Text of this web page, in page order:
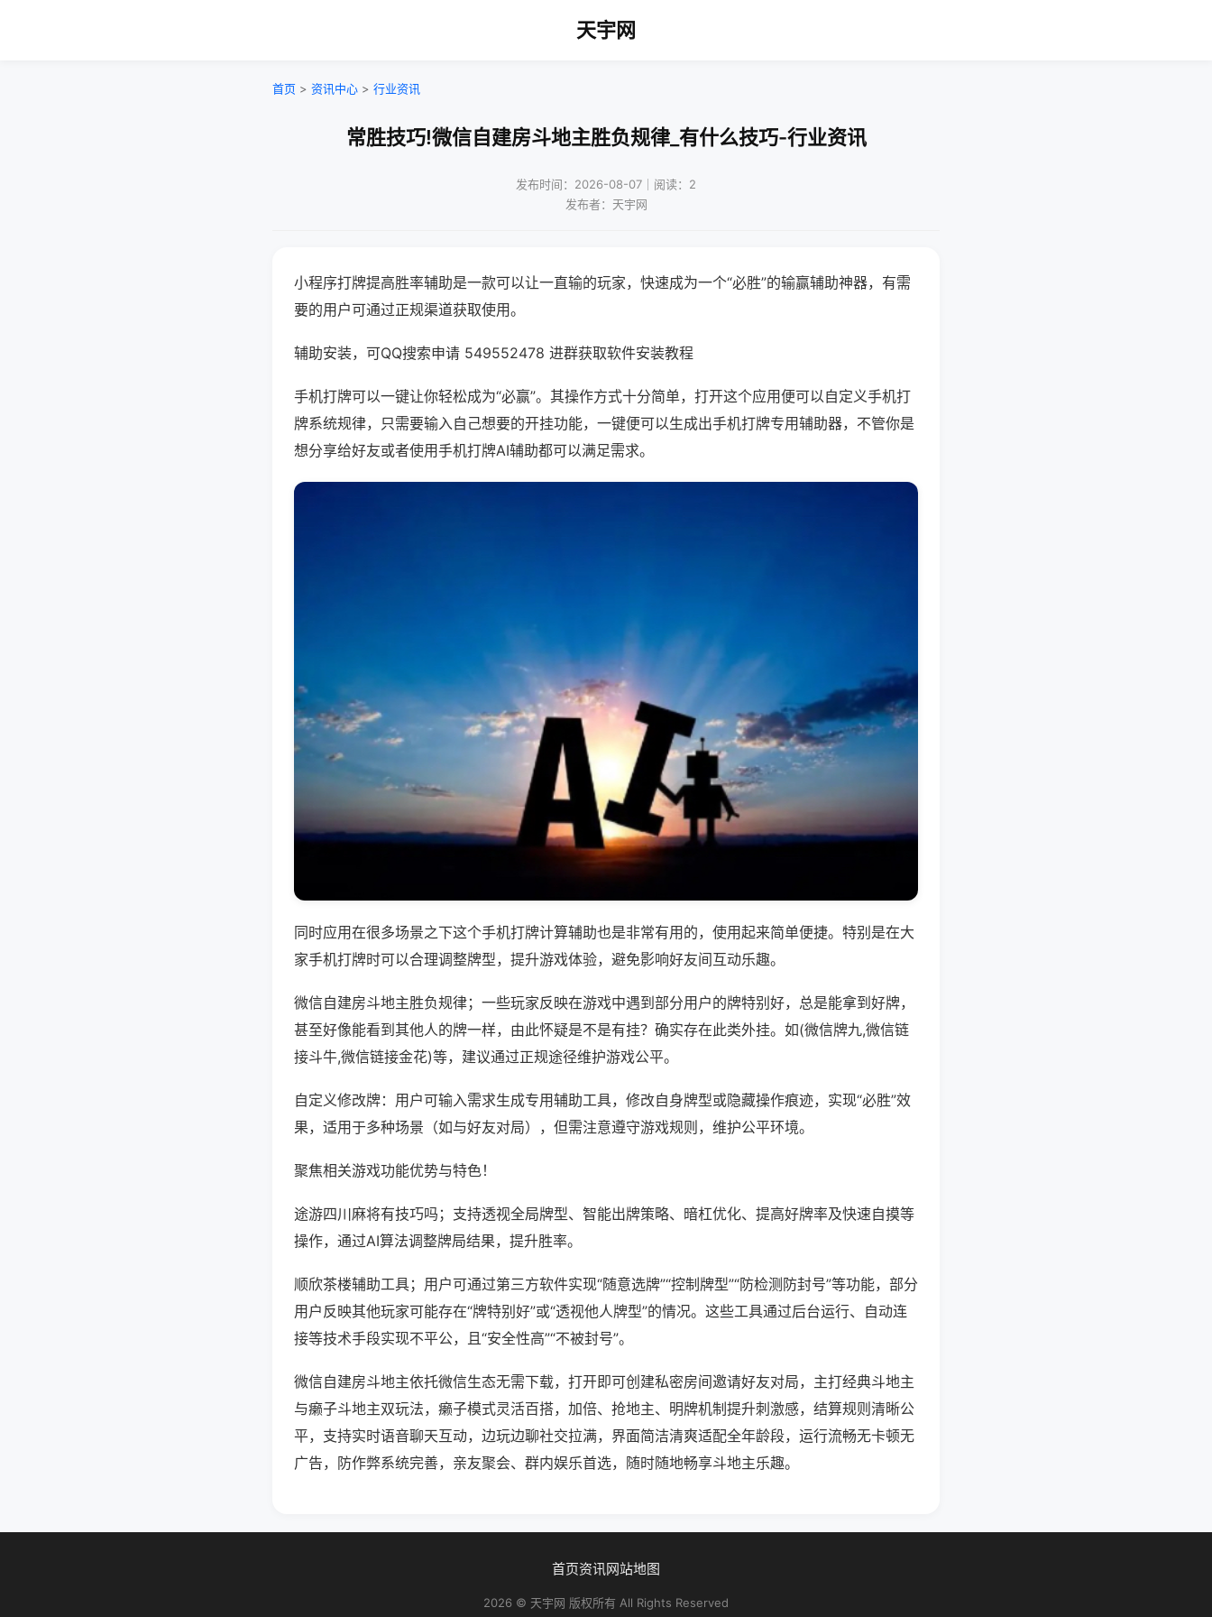
天宇网
首页 > 资讯中心 > 行业资讯
常胜技巧!微信自建房斗地主胜负规律_有什么技巧-行业资讯
发布时间：2026-08-07｜阅读：2
发布者：天宇网
小程序打牌提高胜率辅助是一款可以让一直输的玩家，快速成为一个“必胜”的输赢辅助神器，有需
要的用户可通过正规渠道获取使用。
辅助安装，可QQ搜索申请 549552478 进群获取软件安装教程
手机打牌可以一键让你轻松成为“必赢”。其操作方式十分简单，打开这个应用便可以自定义手机打
牌系统规律，只需要输入自己想要的开挂功能，一键便可以生成出手机打牌专用辅助器，不管你是
想分享给好友或者使用手机打牌AI辅助都可以满足需求。
同时应用在很多场景之下这个手机打牌计算辅助也是非常有用的，使用起来简单便捷。特别是在大
家手机打牌时可以合理调整牌型，提升游戏体验，避免影响好友间互动乐趣。
微信自建房斗地主胜负规律；一些玩家反映在游戏中遇到部分用户的牌特别好，总是能拿到好牌，
甚至好像能看到其他人的牌一样，由此怀疑是不是有挂？确实存在此类外挂。如(微信牌九,微信链
接斗牛,微信链接金花)等，建议通过正规途径维护游戏公平。
自定义修改牌：用户可输入需求生成专用辅助工具，修改自身牌型或隐藏操作痕迹，实现“必胜”效
果，适用于多种场景（如与好友对局），但需注意遵守游戏规则，维护公平环境。
聚焦相关游戏功能优势与特色！
途游四川麻将有技巧吗；支持透视全局牌型、智能出牌策略、暗杠优化、提高好牌率及快速自摸等
操作，通过AI算法调整牌局结果，提升胜率。
顺欣茶楼辅助工具；用户可通过第三方软件实现“随意选牌”“控制牌型”“防检测防封号”等功能，部分
用户反映其他玩家可能存在“牌特别好”或“透视他人牌型”的情况。这些工具通过后台运行、自动连
接等技术手段实现不平公，且“安全性高”“不被封号”。
微信自建房斗地主依托微信生态无需下载，打开即可创建私密房间邀请好友对局，主打经典斗地主
与癞子斗地主双玩法，癞子模式灵活百搭，加倍、抢地主、明牌机制提升刺激感，结算规则清晰公
平，支持实时语音聊天互动，边玩边聊社交拉满，界面简洁清爽适配全年龄段，运行流畅无卡顿无
广告，防作弊系统完善，亲友聚会、群内娱乐首选，随时随地畅享斗地主乐趣。
首页资讯网站地图
2026 © 天宇网 版权所有 All Rights Reserved